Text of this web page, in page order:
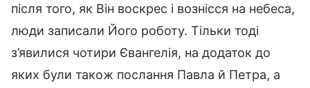
після того, як Він воскрес і вознісся на небеса,
люди записали Його роботу. Тільки тоді
з’явилися чотири Євангелія, на додаток до
яких були також послання Павла й Петра, а